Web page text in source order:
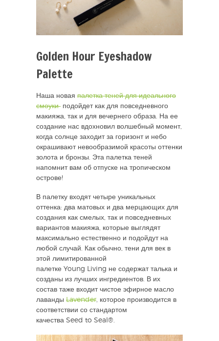
Golden Hour Eyeshadow
Palette
Наша новая палетка теней для идеального
смоуки подойдет как для повседневного
макияжа, так и для вечернего образа. На ее
создание нас вдохновил волшебный момент,
когда солнце заходит за горизонт и небо
окрашивают невообразимой красоты оттенки
золота и бронзы. Эта палетка теней
напомнит вам об отпуске на тропическом
острове!
В палетку входят четыре уникальных
оттенка: два матовых и два мерцающих для
создания как смелых, так и повседневных
вариантов макияжа, которые выглядят
максимально естественно и подойдут на
любой случай. Как обычно, тени для век в
этой лимитированной
палетке Young Living не содержат талька и
созданы из лучших ингредиентов. В их
состав таже входит чистое эфирное масло
лаванды Lavender, которое производится в
соответствии со стандартом
качества Seed to Seal ®.